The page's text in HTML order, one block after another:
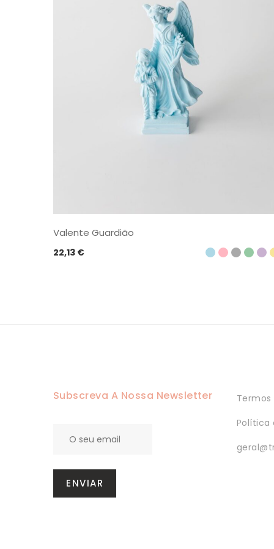
Valente Guardião
22,13 €
Subscreva A Nossa Newsletter
Política